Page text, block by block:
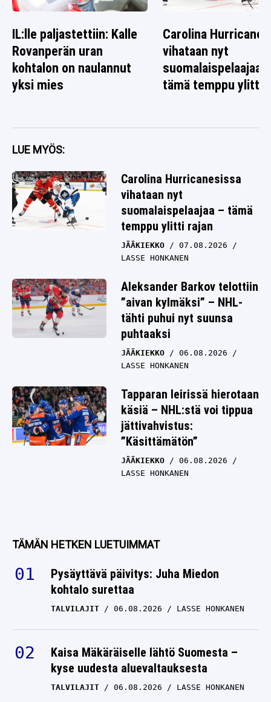
IL:lle paljastettiin: Kalle
Rovanperän uran
kohtalon on naulannut
yksi mies
Carolina
vihataan nyt
suomalaispelaajaa
tämä temppu ylitti
LUE MYÖS:
Carolina Hurricanesissa
vihataan nyt
suomalaispelaajaa – tämä
temppu ylitti rajan
JÄÄKIEKKO
07.08.2026
LASSE HONKANEN
Aleksander Barkov telottiin
”aivan kylmäksi” – NHL-
tähti puhui nyt suunsa
puhtaaksi
JÄÄKIEKKO
06.08.2026
LASSE HONKANEN
Tapparan leirissä hierotaan
käsiä – NHL:stä voi tippua
jättivahvistus:
”Käsittämätön”
JÄÄKIEKKO
06.08.2026
LASSE HONKANEN
kohtalo surettaa
TALVILAJIT 06.08.2026
Kaisa Mäkäräiselle lähtö Suomesta –
kyse uudesta aluevaltauksesta
TALVILAJIT 06.08.2026 LASSE HONKANEN